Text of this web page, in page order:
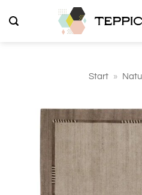
Inhalt
Start »